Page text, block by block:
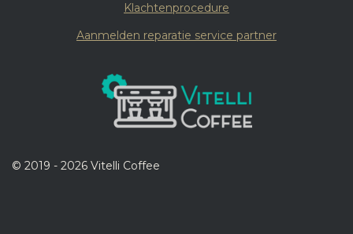
Klachtenprocedure
Aanmelden reparatie service partner
© 2019 - 2026 Vitelli Coffee